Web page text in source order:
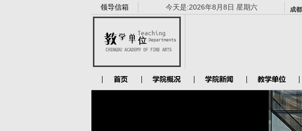
领导信箱 今天是:2026年8月8日 星期六